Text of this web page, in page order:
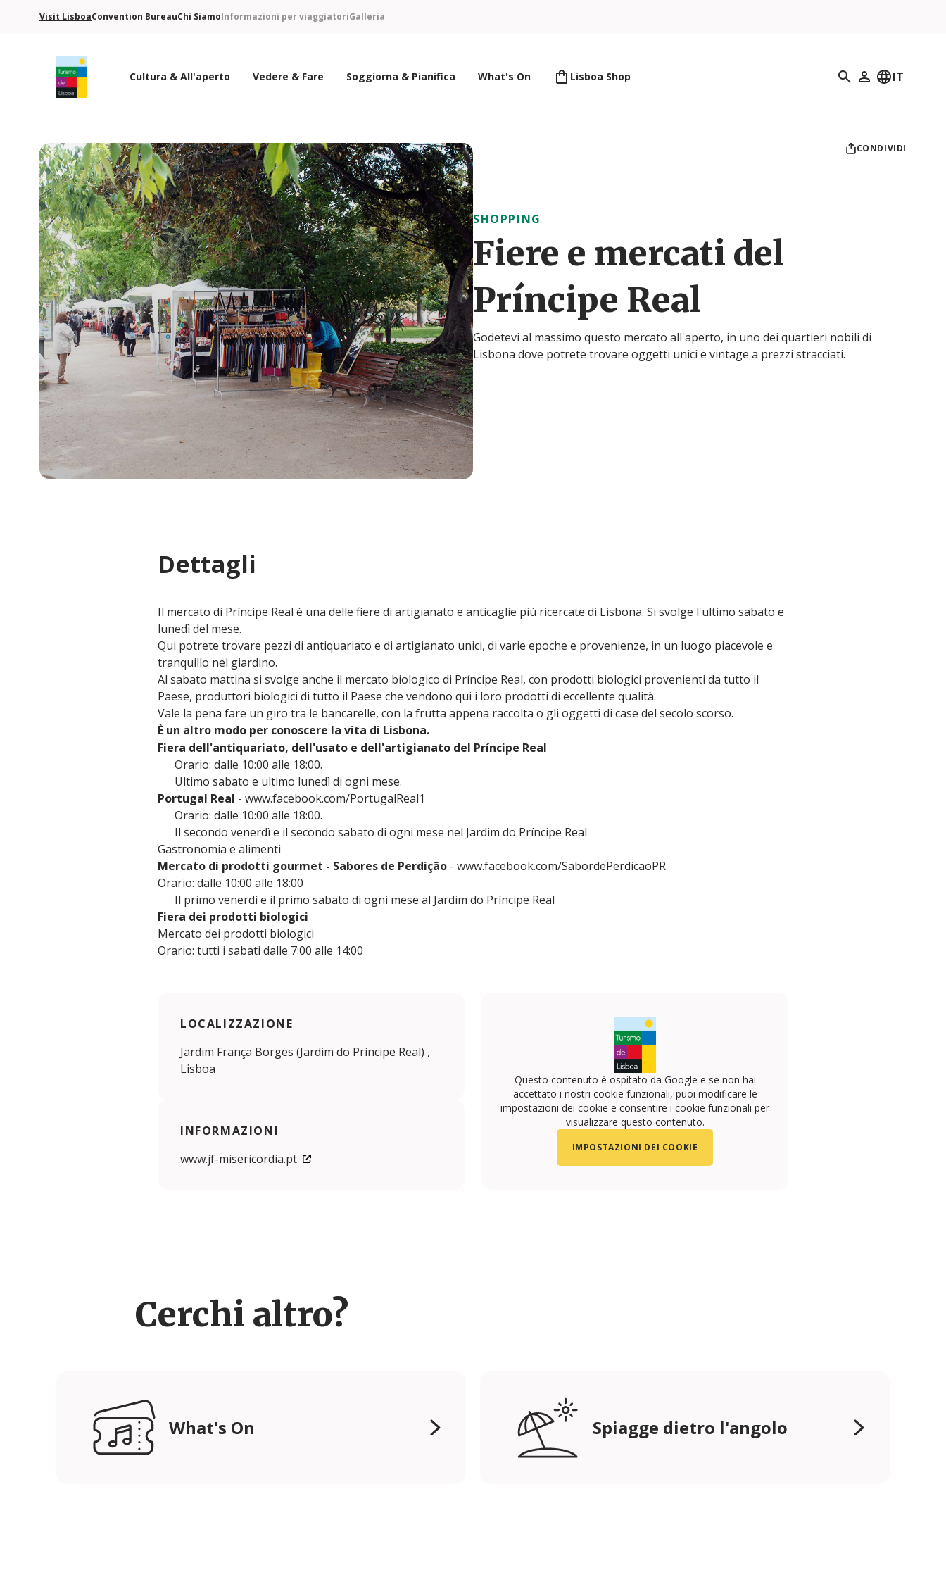
Visit LisboaConvention BureauChi SiamoInformazioni per viaggiatoriGalleria
Cultura & All'aperto Vedere & Fare Soggiorna & Pianifica What's On Lisboa Shop Ricerca
Il mio profilo
IT
CONDIVIDI
SHOPPING
Fiere e mercati del
Príncipe Real
Godetevi al massimo questo mercato all'aperto, in uno dei quartieri nobili di
Lisbona dove potrete trovare oggetti unici e vintage a prezzi stracciati.
Dettagli
Il mercato di Príncipe Real è una delle fiere di artigianato e anticaglie più ricercate di Lisbona. Si svolge l'ultimo sabato e
lunedì del mese.
Qui potrete trovare pezzi di antiquariato e di artigianato unici, di varie epoche e provenienze, in un luogo piacevole e
tranquillo nel giardino.
Al sabato mattina si svolge anche il mercato biologico di Príncipe Real, con prodotti biologici provenienti da tutto il
Paese, produttori biologici di tutto il Paese che vendono qui i loro prodotti di eccellente qualità.
Vale la pena fare un giro tra le bancarelle, con la frutta appena raccolta o gli oggetti di case del secolo scorso.
È un altro modo per conoscere la vita di Lisbona.
Fiera dell'antiquariato, dell'usato e dell'artigianato del Príncipe Real
Orario: dalle 10:00 alle 18:00.
Ultimo sabato e ultimo lunedì di ogni mese.
Portugal Real - www.facebook.com/PortugalReal1
Orario: dalle 10:00 alle 18:00.
Il secondo venerdì e il secondo sabato di ogni mese nel Jardim do Príncipe Real
Gastronomia e alimenti
Mercato di prodotti gourmet - Sabores de Perdição - www.facebook.com/SabordePerdicaoPR
Orario: dalle 10:00 alle 18:00
Il primo venerdì e il primo sabato di ogni mese al Jardim do Príncipe Real
Fiera dei prodotti biologici
Mercato dei prodotti biologici
Orario: tutti i sabati dalle 7:00 alle 14:00
LOCALIZZAZIONE
Jardim França Borges (Jardim do Príncipe Real) ,
Lisboa
INFORMAZIONI
www.jf-misericordia.pt
Questo contenuto è ospitato da Google e se non hai
accettato i nostri cookie funzionali, puoi modificare le
impostazioni dei cookie e consentire i cookie funzionali per
visualizzare questo contenuto.
IMPOSTAZIONI DEI COOKIE
Cerchi altro?
What's On Spiagge dietro l'angolo